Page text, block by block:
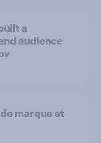
a
audience
marque et